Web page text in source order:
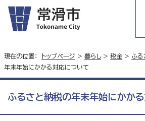
現在の位置： トップページ > 暮らし> 税金 > ふる
年末年始にかかる対応について
ふるさと納税の年末年始にかか